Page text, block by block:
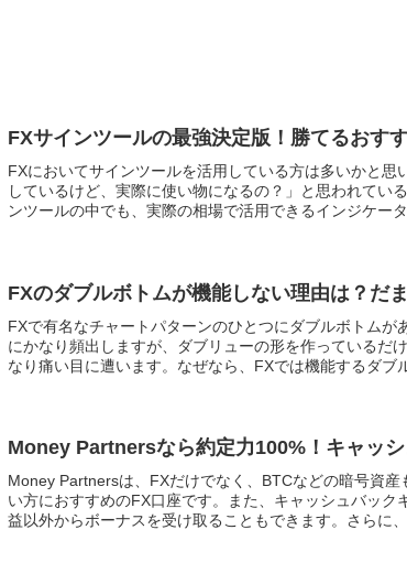
FXサインツールの最強決定版！勝てるおす
FXにおいてサインツールを活用している方は多いかと思
しているけど、実際に使い物になるの？」と思われてい
ンツールの中でも、実際の相場で活用できるインジケー
FXのダブルボトムが機能しない理由は？だ
FXで有名なチャートパターンのひとつにダブルボトムが
にかなり頻出しますが、ダブリューの形を作っているだ
なり痛い目に遭います。なぜなら、FXでは機能するダブ
Money Partnersなら約定力100%！キャッ
Money Partnersは、FXだけでなく、BTCなどの暗号資
い方におすすめのFX口座です。また、キャッシュバック
益以外からボーナスを受け取ることもできます。さらに